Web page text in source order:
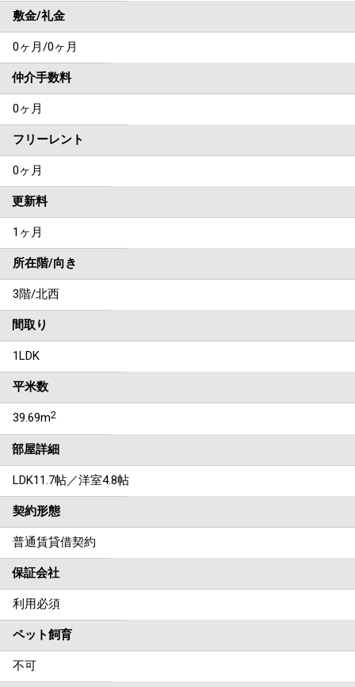
敷金/礼金
0ヶ月/0ヶ月
仲介手数料
0ヶ月
フリーレント
0ヶ月
更新料
1ヶ月
所在階/向き
3階/北西
間取り
1LDK
平米数
39.69m2
部屋詳細
LDK11.7帖／洋室4.8帖
契約形態
普通賃貸借契約
保証会社
利用必須
ペット飼育
不可